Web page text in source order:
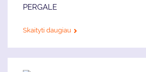
PERGALE
Skaityti daugiau